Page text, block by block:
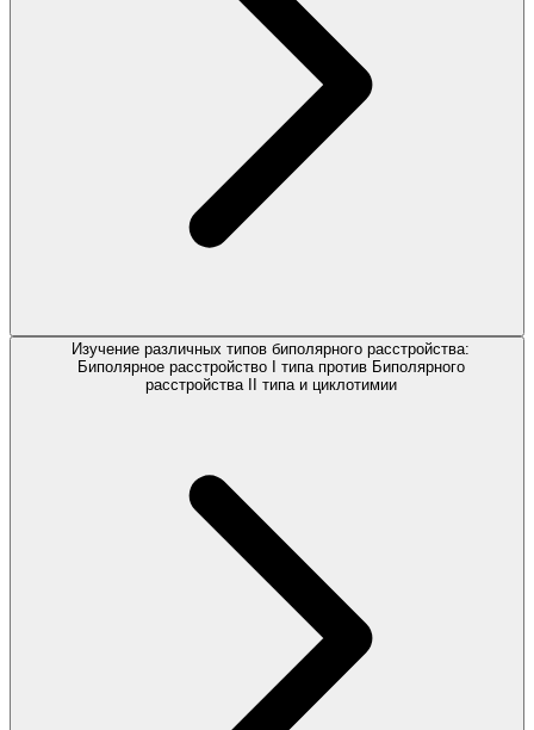
Изучение различных типов биполярного расстройства:
Биполярное расстройство I типа против Биполярного
расстройства II типа и циклотимии